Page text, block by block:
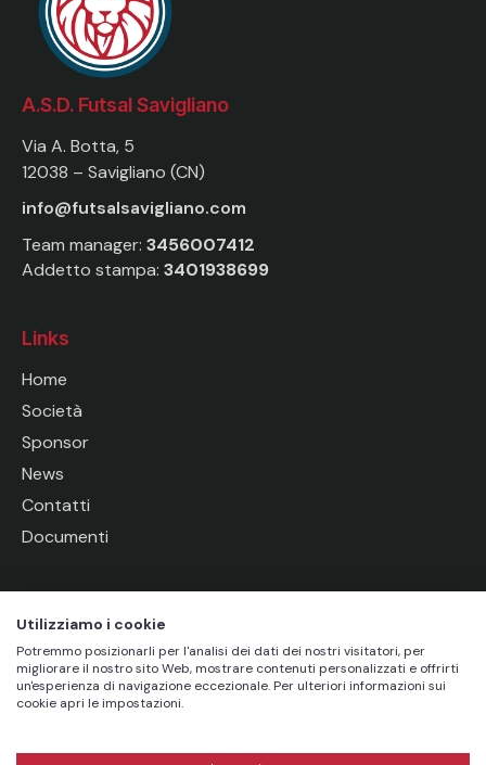
A.S.D. Futsal Savigliano
Via A. Botta, 5
12038 – Savigliano (CN)
info@futsalsavigliano.com
Team manager: 3456007412
Addetto stampa: 3401938699
Links
Home
Società
Sponsor
News
Contatti
Documenti
Utilizziamo i cookie
Potremmo posizionarli per l'analisi dei dati dei nostri visitatori, per
migliorare il nostro sito Web, mostrare contenuti personalizzati e offrirti
un'esperienza di navigazione eccezionale. Per ulteriori informazioni sui
cookie apri le impostazioni.